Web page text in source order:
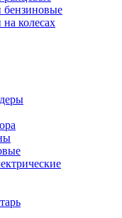
бензиновые
колесах